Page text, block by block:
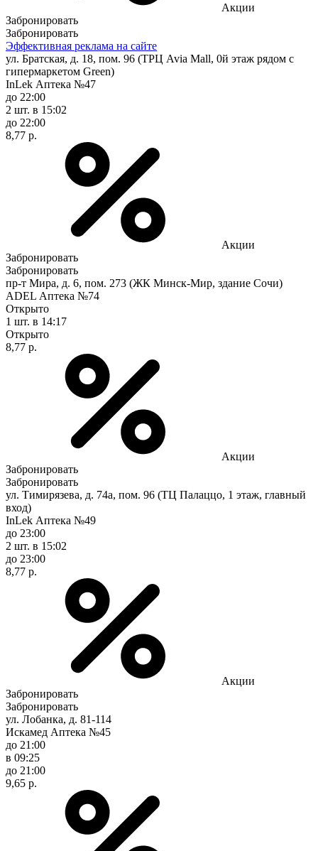
Акции
Забронировать
Забронировать
Эффективная реклама на сайте
ул. Братская, д. 18, пом. 96 (ТРЦ Avia Mall, 0й этаж рядом с
гипермаркетом Green)
InLek Аптека №47
до 22:00
2 шт. в 15:02
до 22:00
8,77 р.
Акции
Забронировать
Забронировать
пр-т Мира, д. 6, пом. 273 (ЖК Минск-Мир, здание Сочи)
ADEL Аптека №74
Открыто
1 шт. в 14:17
Открыто
8,77 р.
Акции
Забронировать
Забронировать
ул. Тимирязева, д. 74а, пом. 96 (ТЦ Палаццо, 1 этаж, главный
вход)
InLek Аптека №49
до 23:00
2 шт. в 15:02
до 23:00
8,77 р.
Акции
Забронировать
Забронировать
ул. Лобанка, д. 81-114
Искамед Аптека №45
до 21:00
в 09:25
до 21:00
9,65 р.